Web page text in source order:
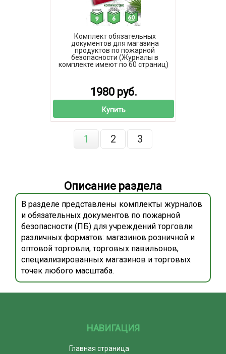
Комплект обязательных
документов для магазина
продуктов по пожарной
безопасности (Журналы в
комплекте имеют по 60 страниц)
1980 руб.
Купить
1 2 3
Описание раздела
В разделе представлены комплекты журналов
и обязательных документов по пожарной
безопасности (ПБ) для учреждений торговли
различных форматов: магазинов розничной и
оптовой торговли, торговых павильонов,
специализированных магазинов и торговых
точек любого масштаба.
НАВИГАЦИЯ
Главная страница